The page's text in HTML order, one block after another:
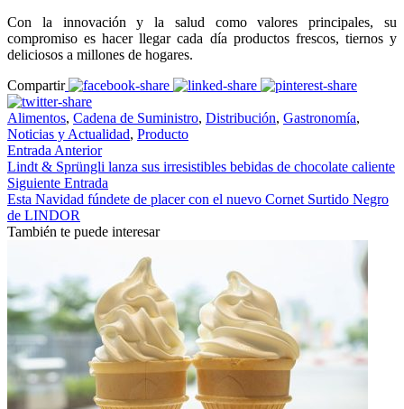
Con la innovación y la salud como valores principales, su
compromiso es hacer llegar cada día productos frescos, tiernos y
deliciosos a millones de hogares.
Compartir
Alimentos, Cadena de Suministro, Distribución, Gastronomía,
Noticias y Actualidad, Producto
Entrada Anterior
Lindt & Sprüngli lanza sus irresistibles bebidas de chocolate caliente
Siguiente Entrada
Esta Navidad fúndete de placer con el nuevo Cornet Surtido Negro
de LINDOR
También te puede interesar